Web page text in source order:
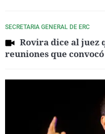
SECRETARIA GENERAL DE ERC
Rovira dice al juez
reuniones que